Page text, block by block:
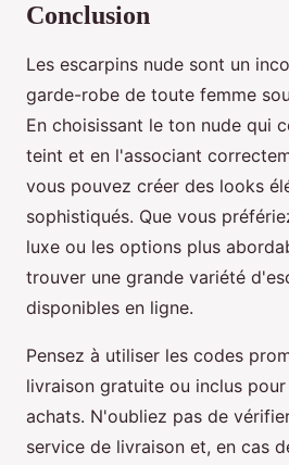
Conclusion
Les escarpins nude sont un
garde-robe de toute femme
En choisissant le ton nude qui
teint et en l'associant
vous pouvez créer des looks
sophistiqués. Que vous
luxe ou les options plus
trouver une grande variété
disponibles en ligne.
Pensez à utiliser les codes
livraison gratuite ou inclus
achats. N'oubliez pas de
service de livraison et, en cas